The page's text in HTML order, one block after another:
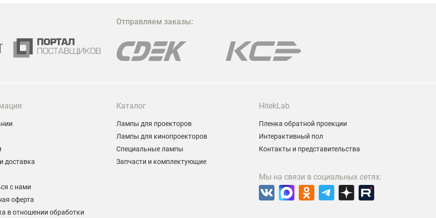
Гарантия на все лампы!
Отправляем заказы:
доставка
с нами
оферта
в отношении обработки
Каталог
Лампы для проекторов
Лампы для кинопроекторов
Специальные лампы
Запчасти и комплектующие
HitekLab
Пленка обратной проекции
Интерактивный пол
Контакты и представительства
Мы на связи в социальных сетях: